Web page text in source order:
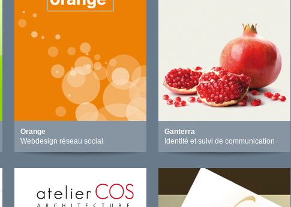
Orange
Webdesign réseau social
Ganterra
Identité et suivi de communication